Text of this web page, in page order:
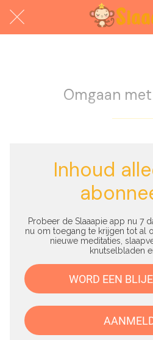
Omgaan
Inhoud
Probeer de Slaaapie app nu 7
nu om toegang te krijgen tot al
nieuwe meditaties,
knutselbladen
WORD EEN